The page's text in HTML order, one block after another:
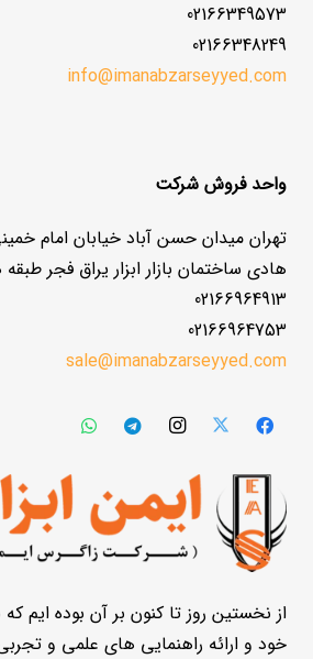
02166349573
02166348249
info@imanabzarseyyed.com
واحد فروش شرکت
تهران میدان حسن آباد خیابان امام
هادی ساختمان بازار ابزار یراق فجر طبقه
02166964913
02166964753
sale@imanabzarseyyed.com
از نخستین روز تا کنون بر آن بوده ایم
خود و ارائه راهنمایی های علمی و